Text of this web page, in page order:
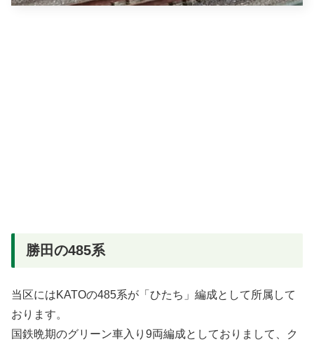
勝田の485系
当区にはKATOの485系が「ひたち」編成として所属して
おります。
国鉄晩期のグリーン車入り9両編成としておりまして、ク